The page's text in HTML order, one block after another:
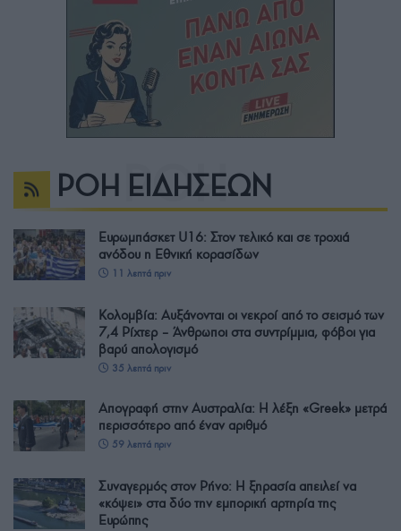
ΡΟΗ ΕΙΔΗΣΕΩΝ
Ευρωμπάσκετ U16: Στον τελικό και σε τροχιά
ανόδου η Εθνική κορασίδων
11 λεπτά πριν
Κολομβία: Αυξάνονται οι νεκροί από το σεισμό των
7,4 Ρίχτερ – Άνθρωποι στα συντρίμμια, φόβοι για
βαρύ απολογισμό
35 λεπτά πριν
Απογραφή στην Αυστραλία: Η λέξη «Greek» μετρά
περισσότερο από έναν αριθμό
59 λεπτά πριν
Συναγερμός στον Ρήνο: Η ξηρασία απειλεί να
«κόψει» στα δύο την εμπορική αρτηρία της
Ευρώπης